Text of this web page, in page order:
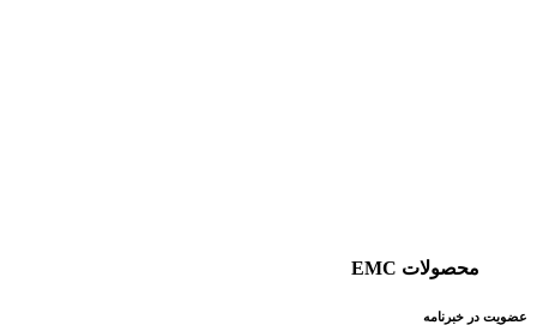
محصولات EMC
عضویت در خبرنامه